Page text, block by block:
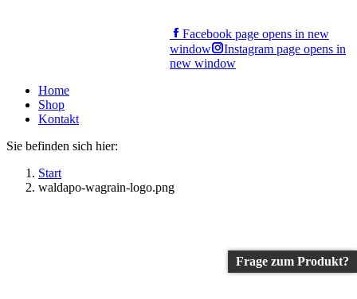
Facebook page opens in new
window
Instagram page opens in
new window
Home
Shop
Kontakt
Sie befinden sich hier:
Start
waldapo-wagrain-logo.png
Frage zum Produkt?